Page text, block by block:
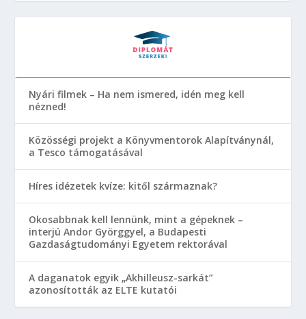
Nyári filmek – Ha nem ismered, idén meg kell
nézned!
Közösségi projekt a Könyvmentorok Alapítványnál,
a Tesco támogatásával
Híres idézetek kvíze: kitől származnak?
Okosabbnak kell lennünk, mint a gépeknek –
interjú Andor Györggyel, a Budapesti
Gazdaságtudományi Egyetem rektorával
A daganatok egyik „Akhilleusz-sarkát”
azonosították az ELTE kutatói